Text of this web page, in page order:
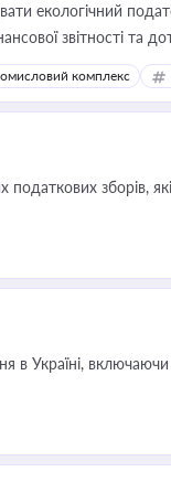
екологічний
звітності та
комплекс
податкових зборів,
Україні, включаючи